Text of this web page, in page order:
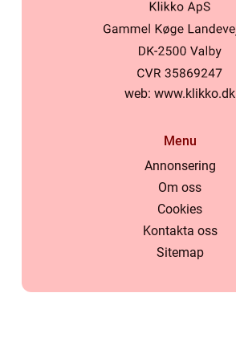
web: www.klikko.dk
Menu
Annonsering
Om oss
Cookies
Kontakta oss
Sitemap